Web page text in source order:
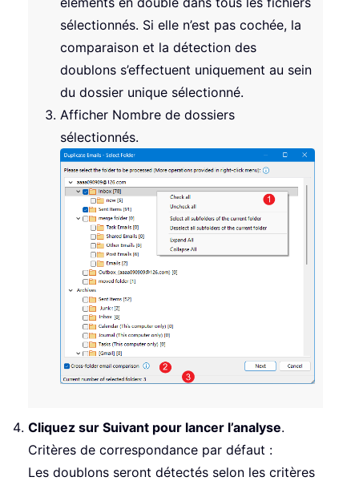
sélectionnés. Si elle n’est pas cochée, la
comparaison et la détection des
doublons s’effectuent uniquement au sein
du dossier unique sélectionné.
Afficher Nombre de dossiers
sélectionnés.
Cliquez sur Suivant pour lancer l’analyse.
Critères de correspondance par défaut :
Les doublons seront détectés selon les critères